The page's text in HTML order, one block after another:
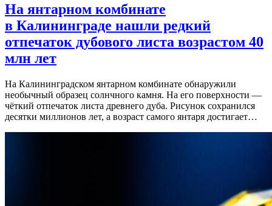
На янтарном комбинате
в Калининграде нашли редкий
отпечаток дубового листа возрастом 40
млн лет
На Калининградском янтарном комбинате обнаружили
необычный образец солнчного камня. На его поверхности —
чёткий отпечаток листа древнего дуба. Рисунок сохранился
десятки миллионов лет, а возраст самого янтаря достигает…